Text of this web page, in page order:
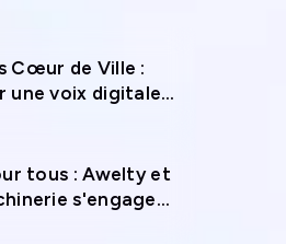
Cœur de Ville :
une voix digitale
tous : Awelty et
s'engagent